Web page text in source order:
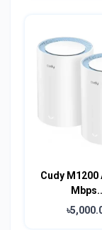
Cudy M1200